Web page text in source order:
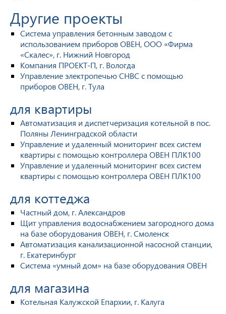
Другие проекты
Система управления бетонным заводом с
использованием приборов ОВЕН, ООО «Фирма
«Скалес», г. Нижний Новгород
Компания ПРОЕКТ-П, г. Вологда
Управление электропечью СНВС с помощью
приборов ОВЕН, г. Тула
для квартиры
Автоматизация и диспетчеризация котельной в пос.
Поляны Ленинградской области
Управление и удаленный мониторинг всех систем
квартиры с помощью контроллера ОВЕН ПЛК100
Управление и удаленный мониторинг всех систем
квартиры с помощью контроллера ОВЕН ПЛК100
для коттеджа
Частный дом, г. Александров
Щит управления водоснабжением загородного дома
на базе оборудования ОВЕН, г. Смоленск
Автоматизация канализационной насосной станции,
г. Екатеринбург
Система «умный дом» на базе оборудования ОВЕН
для магазина
Котельная Калужской Епархии, г. Калуга